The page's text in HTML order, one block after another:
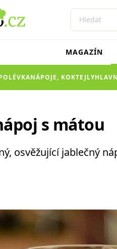
MAGAZÍN
NÁPOJE, KOKTEJLY
s mátou
osvěžující jablečný